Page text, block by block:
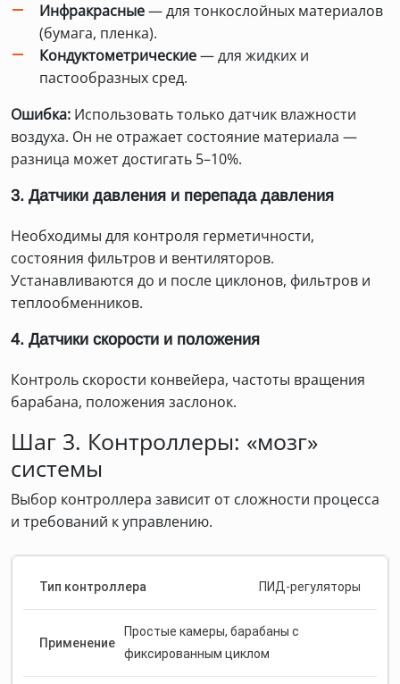
Инфракрасные— для тонкослойных материалов
(бумага, пленка).
Кондуктометрические— для жидких и
пастообразных сред.
Ошибка: Использовать только датчик влажности
воздуха. Он не отражает состояние материала —
разница может достигать 5–10%.
3. Датчики давления и перепада давления
Необходимы для контроля герметичности,
состояния фильтров и вентиляторов.
Устанавливаются до и после циклонов, фильтров и
теплообменников.
4. Датчики скорости и положения
Контроль скорости конвейера, частоты вращения
барабана, положения заслонок.
Шаг 3. Контроллеры: «мозг»
системы
Выбор контроллера зависит от сложности процесса
и требований к управлению.
ПИД-регуляторы
Простые камеры, барабаны с
фиксированным циклом